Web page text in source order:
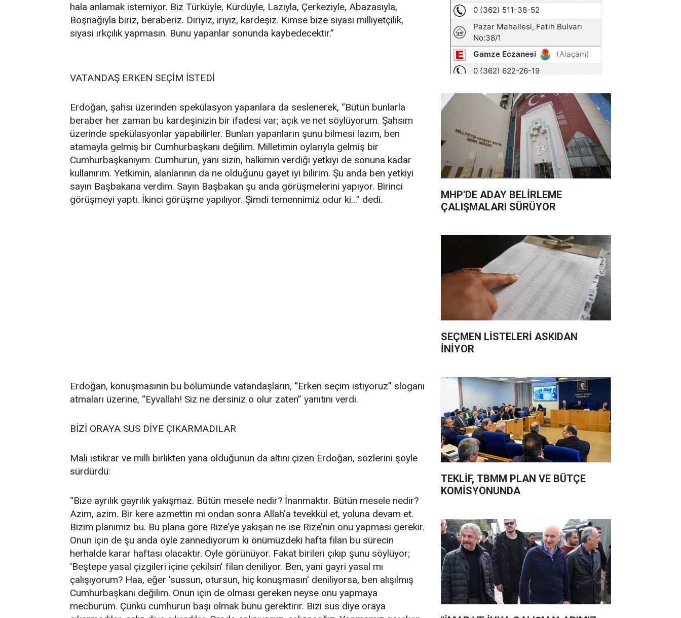
hala anlamak istemiyor. Biz Türküyle, Kürdüyle, Lazıyla, Çerkeziyle, Abazasıyla,
Boşnağıyla biriz, beraberiz. Diriyiz, iriyiz, kardeşiz. Kimse bize siyasi milliyetçilik,
siyasi ırkçılık yapmasın. Bunu yapanlar sonunda kaybedecektir.”
VATANDAŞ ERKEN SEÇİM İSTEDİ
Erdoğan, şahsı üzerinden spekülasyon yapanlara da seslenerek, “Bütün bunlarla
beraber her zaman bu kardeşinizin bir ifadesi var; açık ve net söylüyorum. Şahsım
üzerinde spekülasyonlar yapabilirler. Bunları yapanların şunu bilmesi lazım, ben
atamayla gelmiş bir Cumhurbaşkanı değilim. Milletimin oylarıyla gelmiş bir
Cumhurbaşkanıyım. Cumhurun, yani sizin, halkımın verdiği yetkiyi de sonuna kadar
kullanırım. Yetkimin, alanlarının da ne olduğunu gayet iyi bilirim. Şu anda ben yetkiyi
sayın Başbakana verdim. Sayın Başbakan şu anda görüşmelerini yapıyor. Birinci
görüşmeyi yaptı. İkinci görüşme yapılıyor. Şimdi temennimiz odur ki...” dedi.
Erdoğan, konuşmasının bu bölümünde vatandaşların, “Erken seçim istiyoruz” sloganı
atmaları üzerine, “Eyvallah! Siz ne dersiniz o olur zaten” yanıtını verdi.
BİZİ ORAYA SUS DİYE ÇIKARMADILAR
Mali istikrar ve milli birlikten yana olduğunun da altını çizen Erdoğan, sözlerini şöyle
sürdürdü:
“Bize ayrılık gayrılık yakışmaz. Bütün mesele nedir? İnanmaktır. Bütün mesele nedir?
Azim, azim. Bir kere azmettin mi ondan sonra Allah’a tevekkül et, yoluna devam et.
Bizim planımız bu. Bu plana göre Rize’ye yakışan ne ise Rize’nin onu yapması gerekir.
Onun için de şu anda öyle zannediyorum ki önümüzdeki hafta filan bu sürecin
herhalde karar haftası olacaktır. Öyle görünüyor. Fakat birileri çıkıp şunu söylüyor;
‘Beştepe yasal çizgileri içine çekilsin’ filan deniliyor. Ben, yani gayri yasal mı
çalışıyorum? Haa, eğer 'sussun, otursun, hiç konuşmasın' deniliyorsa, ben alışılmış
Cumhurbaşkanı değilim. Onun için de olması gereken neyse onu yapmaya
mecburum. Çünkü cumhurun başı olmak bunu gerektirir. Bizi sus diye oraya
MHP'DE ADAY BELİRLEME
ÇALIŞMALARI SÜRÜYOR
SEÇMEN LİSTELERİ ASKIDAN
İNİYOR
TEKLİF, TBMM PLAN VE BÜTÇE
KOMİSYONUNDA